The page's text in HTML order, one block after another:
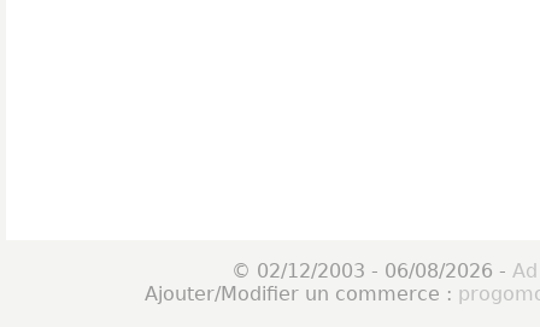
© 02/12/2003 - 06/08/2026 -
Ajouter/Modifier un commerce :